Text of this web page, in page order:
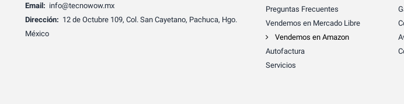
Email: info@tecnowow.mx
Dirección: 12 de Octubre 109, Col. San Cayetano, Pachuca, Hgo.
México
Preguntas Frecuentes
Vendemos en Mercado Libre
Vendemos en Amazon
Autofactura
Servicios